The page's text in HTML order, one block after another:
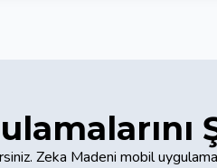
Zeka Madeni mobil